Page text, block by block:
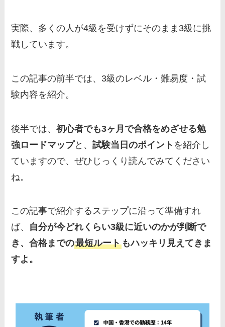
実際、多くの人が4級を受けずにそのまま3級に挑
戦しています。
この記事の前半では、3級のレベル・難易度・試
験内容を紹介。
後半では、初心者でも3ヶ月で合格をめざせる勉
強ロードマップと、試験当日のポイント を紹介し
ていますので、ぜひじっくり読んでみてください
ね。
この記事で紹介するステップに沿って準備すれ
ば、 自分が今どれくらい3級に近いのかが判断で
き、合格までの最短ルート もハッキリ見えてきま
すよ。